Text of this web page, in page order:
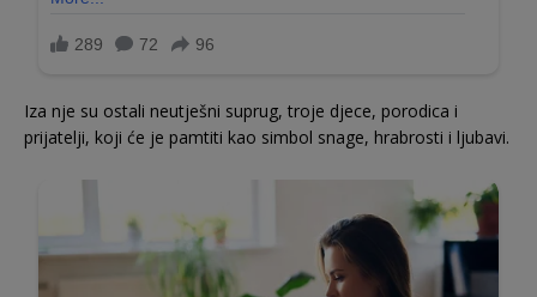
Iza nje su ostali neutješni suprug, troje djece, porodica i
prijatelji, koji će je pamtiti kao simbol snage, hrabrosti i ljubavi.